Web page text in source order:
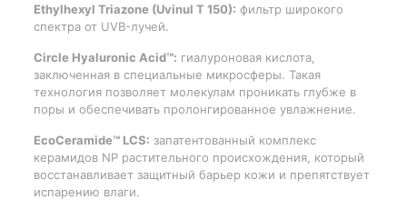
Ethylhexyl Triazone (Uvinul T 150): фильтр широкого
спектра от UVB-лучей.
Circle Hyaluronic Acid™: гиалуроновая кислота,
заключенная в специальные микросферы. Такая
технология позволяет молекулам проникать глубже в
поры и обеспечивать пролонгированное увлажнение.
EcoCeramide™ LCS: запатентованный комплекс
керамидов NP растительного происхождения, который
восстанавливает защитный барьер кожи и препятствует
испарению влаги.